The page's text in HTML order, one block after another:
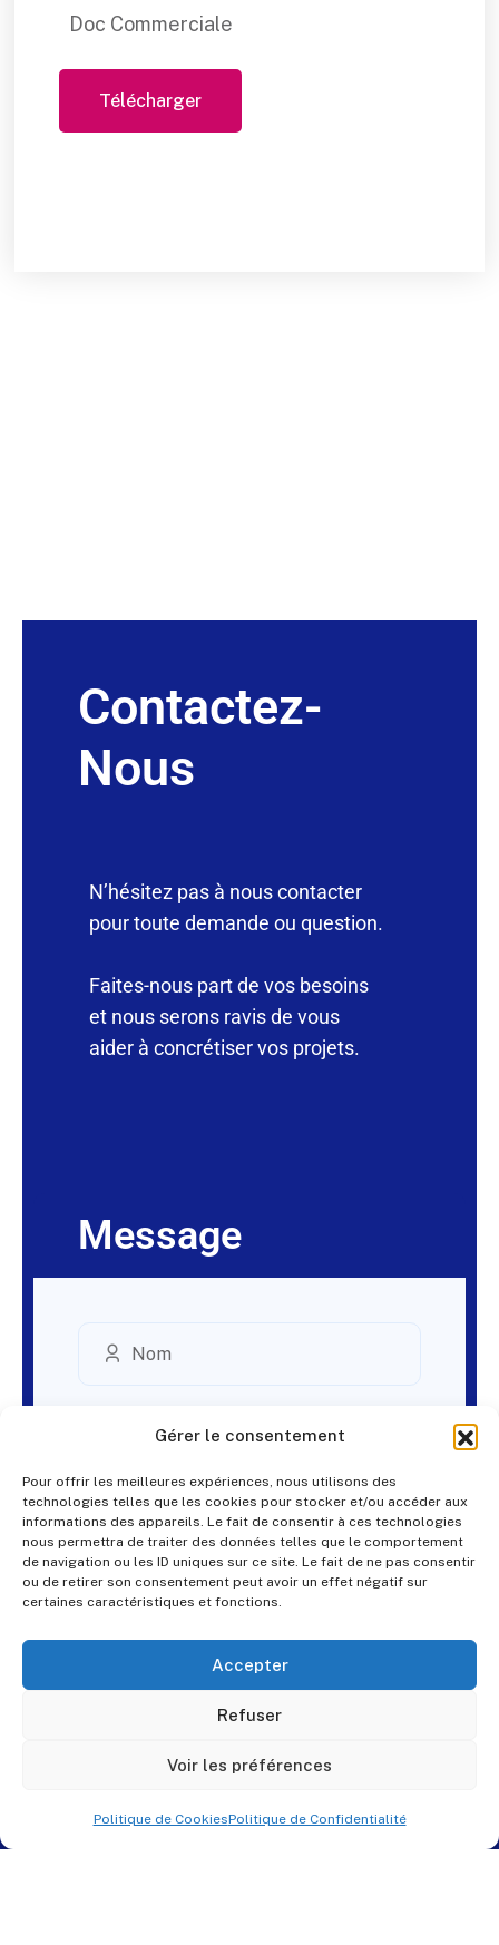
Gérer le consentement
Pour offrir les meilleures expériences, nous utilisons des
technologies telles que les cookies pour stocker et/ou accéder aux
informations des appareils. Le fait de consentir à ces technologies
nous permettra de traiter des données telles que le comportement
de navigation ou les ID uniques sur ce site. Le fait de ne pas consentir
ou de retirer son consentement peut avoir un effet négatif sur
certaines caractéristiques et fonctions.
Accepter
Refuser
Voir les préférences
Politique de CookiesPolitique de Confidentialité
Doc Commerciale
Télécharger
Contactez-
Nous
N’hésitez pas à nous contacter
pour toute demande ou question.
Faites-nous part de vos besoins
et nous serons ravis de vous
aider à concrétiser vos projets.
Message